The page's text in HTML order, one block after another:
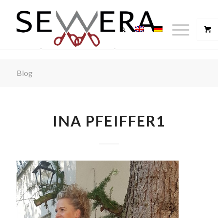
Blog
INA PFEIFFER1